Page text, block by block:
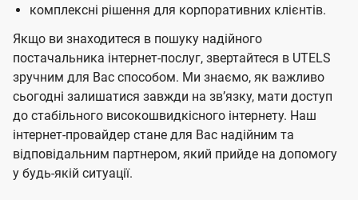
комплексні рішення для корпоративних клієнтів.
Якщо ви знаходитеся в пошуку надійного
постачальника інтернет-послуг, звертайтеся в UTELS
зручним для Вас способом. Ми знаємо, як важливо
сьогодні залишатися завжди на звʼязку, мати доступ
до стабільного високошвидкісного інтернету. Наш
інтернет-провайдер стане для Вас надійним та
відповідальним партнером, який прийде на допомогу
у будь-якій ситуації.